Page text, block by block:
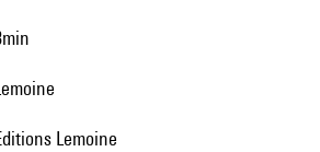
8min
Lemoine
Editions Lemoine